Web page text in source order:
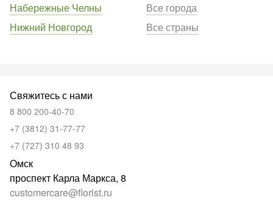
Набережные Челны
Нижний Новгород
Все города
Все страны
Свяжитесь с нами
8 800 200-40-70
+7 (3812) 31-77-77
+7 (727) 310 48 93
Омск
проспект Карла Маркса, 8
customercare@florist.ru